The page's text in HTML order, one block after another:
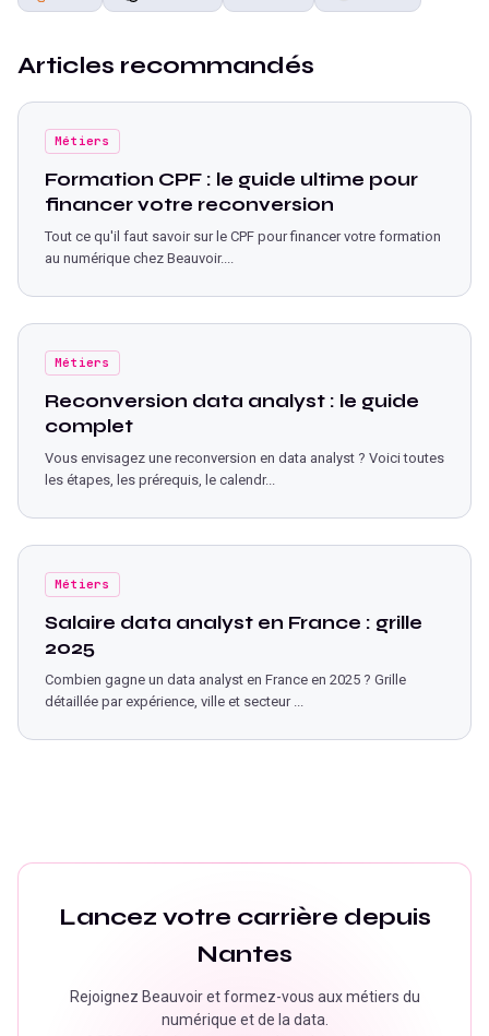
Articles recommandés
Métiers
Formation CPF : le guide ultime pour
financer votre reconversion
Tout ce qu'il faut savoir sur le CPF pour financer votre formation
au numérique chez Beauvoir....
Métiers
Reconversion data analyst : le guide
complet
Vous envisagez une reconversion en data analyst ? Voici toutes
les étapes, les prérequis, le calendr...
Métiers
Salaire data analyst en France : grille
2025
Combien gagne un data analyst en France en 2025 ? Grille
détaillée par expérience, ville et secteur ...
Lancez votre carrière depuis
Nantes
Rejoignez Beauvoir et formez-vous aux métiers du
numérique et de la data.